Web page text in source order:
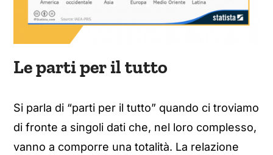
Le parti per il tutto
Si parla di “parti per il tutto” quando ci troviamo
di fronte a singoli dati che, nel loro complesso,
vanno a comporre una totalità. La relazione